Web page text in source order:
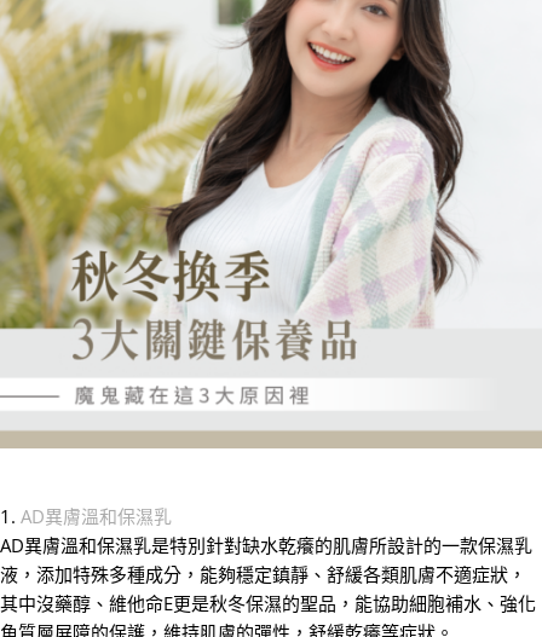
1. AD異膚溫和保濕乳
AD異膚溫和保濕乳是特別針對缺水乾癢的肌膚所設計的一款保濕乳
液，添加特殊多種成分，能夠穩定鎮靜、舒緩各類肌膚不適症狀，
其中沒藥醇、維他命E更是秋冬保濕的聖品，能協助細胞補水、強化
角質層屏障的保護，維持肌膚的彈性，舒緩乾癢等症狀。